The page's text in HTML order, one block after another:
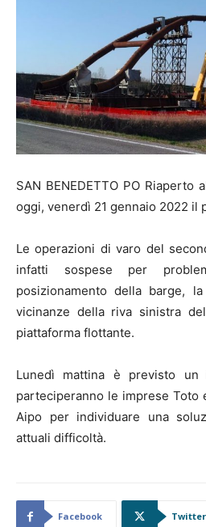
SAN BENEDETTO PO
oggi, venerdì 21 gennaio 2022 il
Le operazioni di varo del
infatti sospese per
posizionamento della barge,
vicinanze della riva sinistra
piattaforma flottante.
Lunedì mattina è previsto
parteciperanno le imprese Toto
Aipo per individuare una
attuali difficoltà.
Facebook Twitter